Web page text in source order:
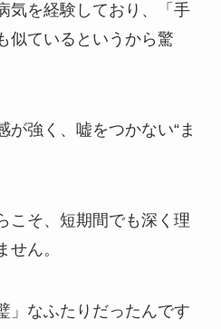
気を経験しており、「手
似ているというから驚
が強く、嘘をつかない“ま
こそ、短期間でも深く理
ん。
」なふたりだったんです